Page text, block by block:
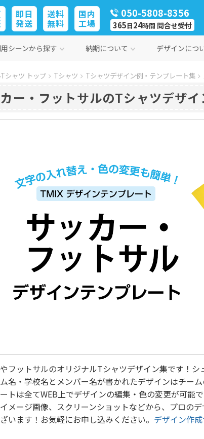
050-5808-8356
365日24時間 問合せ受付
即日
発送
送料
無料
国内
工場
シーンから探す 納期について デザインにつ
シャツ トップ Tシャツ Tシャツデザイン例・テンプレート集
ー・フットサルのTシャツデザイ
フットサルのオリジナルTシャツデザイン集です！
名・学校名とメンバー名が書かれたデザインはチー
トは全てWEB上でデザインの編集・色の変更が可能で
メージ画像、スクリーンショットなどから、プロの
います！お気軽にお申し込みください。 デザイン作